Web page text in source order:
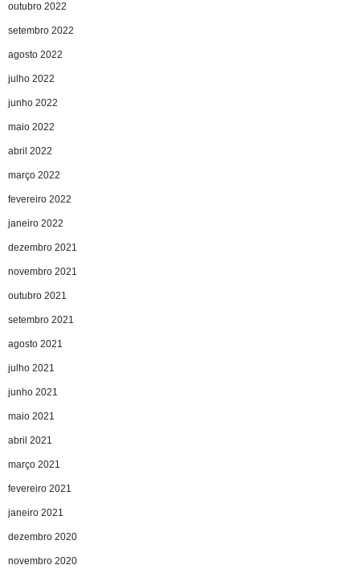
outubro 2022
setembro 2022
agosto 2022
julho 2022
junho 2022
maio 2022
abril 2022
março 2022
fevereiro 2022
janeiro 2022
dezembro 2021
novembro 2021
outubro 2021
setembro 2021
agosto 2021
julho 2021
junho 2021
maio 2021
abril 2021
março 2021
fevereiro 2021
janeiro 2021
dezembro 2020
novembro 2020